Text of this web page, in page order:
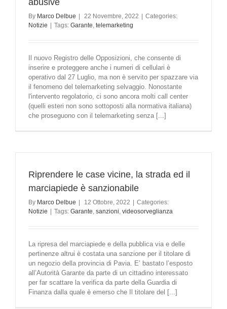
abusive
By Marco Delbue 22 Novembre, 2022
Categories:
Notizie
Tags: Garante, telemarketing
Il nuovo Registro delle Opposizioni, che consente di
inserire e proteggere anche i numeri di cellulari è
operativo dal 27 Luglio, ma non è servito per spazzare via
il fenomeno del telemarketing selvaggio. Nonostante
l'intervento regolatorio, ci sono ancora molti call center
(quelli esteri non sono sottoposti alla normativa italiana)
che proseguono con il telemarketing senza [...]
Riprendere le case vicine, la strada ed il
marciapiede è sanzionabile
By Marco Delbue 12 Ottobre, 2022
Categories:
Notizie
Tags: Garante, sanzioni, videosorveglianza
La ripresa del marciapiede e della pubblica via e delle
pertinenze altrui è costata una sanzione per il titolare di
un negozio della provincia di Pavia. E’ bastato l’esposto
all’Autorità Garante da parte di un cittadino interessato
per far scattare la verifica da parte della Guardia di
Finanza dalla quale è emerso che Il titolare del [...]